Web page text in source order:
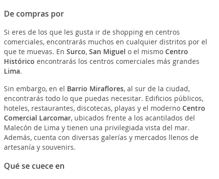
De compras por
Si eres de los que les gusta ir de shopping en centros
comerciales, encontrarás muchos en cualquier distritos por el
que te muevas. En Surco, San Miguel o el mismo Centro
Histórico encontrarás los centros comerciales más grandes
Lima.
Sin embargo, en el Barrio Miraflores, al sur de la ciudad,
encontrarás todo lo que puedas necesitar. Edificios públicos,
hoteles, restaurantes, discotecas, playas y el moderno Centro
Comercial Larcomar, ubicados frente a los acantilados del
Malecón de Lima y tienen una privilegiada vista del mar.
Además, cuenta con diversas galerías y mercados llenos de
artesanía y souvenirs.
Qué se cuece en